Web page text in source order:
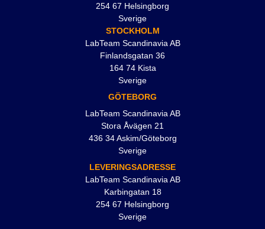
254 67 Helsingborg
Sverige
STOCKHOLM
LabTeam Scandinavia AB
Finlandsgatan 36
164 74 Kista
Sverige
GÖTEBORG
LabTeam Scandinavia AB
Stora Åvägen 21
436 34 Askim/Göteborg
Sverige
LEVERINGSADRESSE
LabTeam Scandinavia AB
Karbingatan 18
254 67 Helsingborg
Sverige